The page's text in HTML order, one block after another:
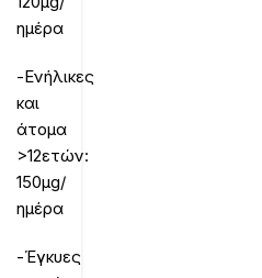
ημέρα
-Ενήλικες
και
άτομα
>12ετών:
150μg/
ημέρα
-Έγκυες